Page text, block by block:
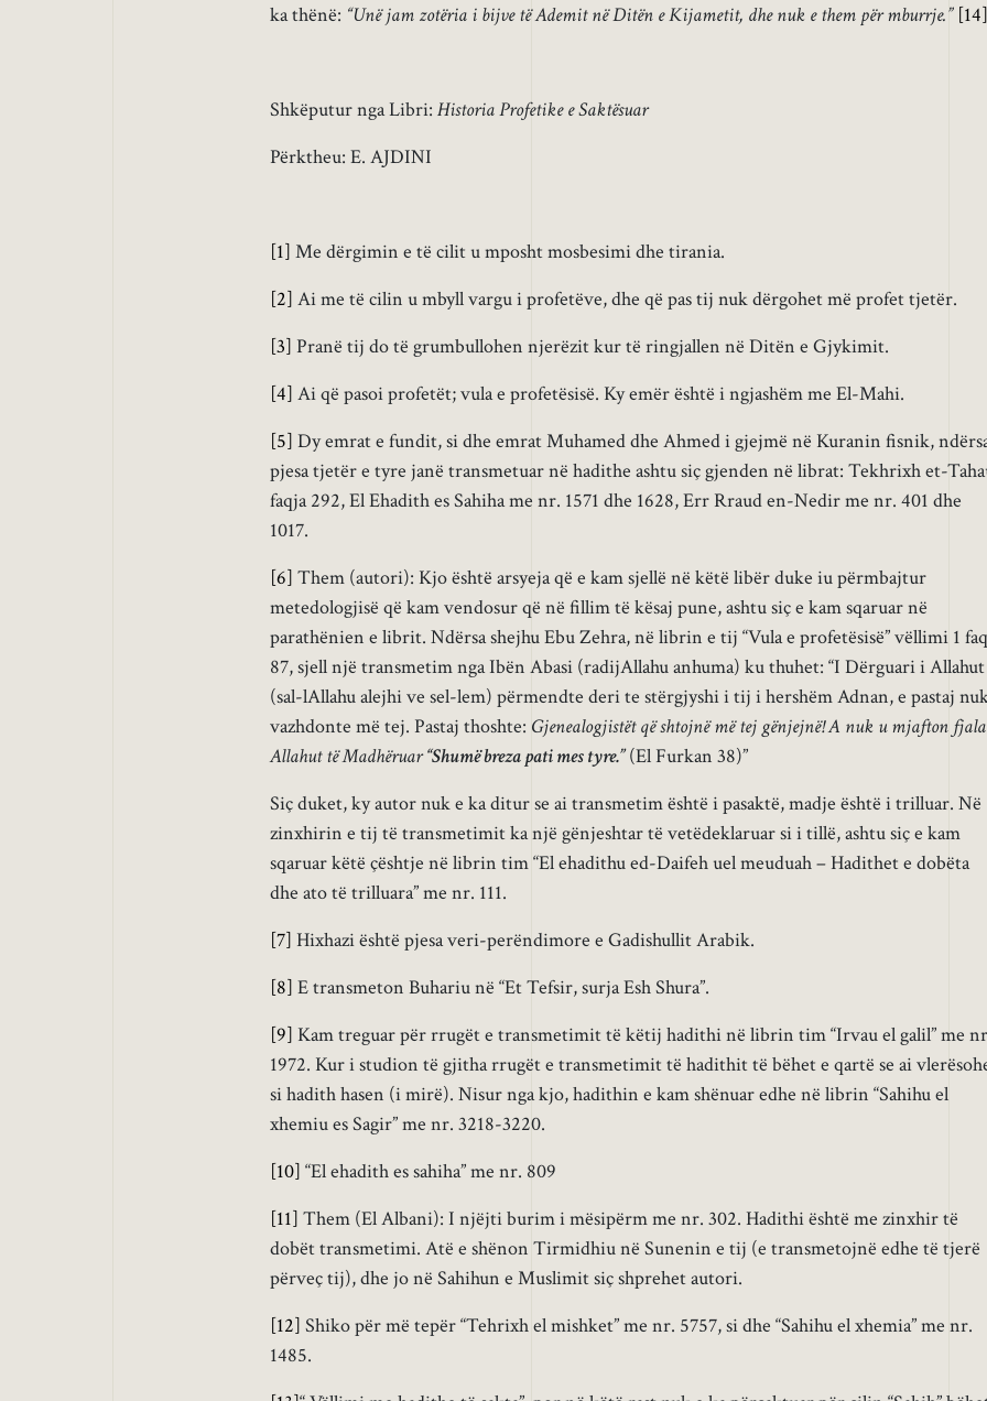
ka thënë: “Unë jam zotëria i bijve të Ademit në Ditën e Kijametit, dhe nuk e them për mburrje.” [14]
Shkëputur nga Libri: Historia Profetike e Saktësuar
Përktheu: E. AJDINI
[1] Me dërgimin e të cilit u mposht mosbesimi dhe tirania.
[2] Ai me të cilin u mbyll vargu i profetëve, dhe që pas tij nuk dërgohet më profet tjetër.
[3] Pranë tij do të grumbullohen njerëzit kur të ringjallen në Ditën e Gjykimit.
[4] Ai që pasoi profetët; vula e profetësisë. Ky emër është i ngjashëm me El-Mahi.
[5] Dy emrat e fundit, si dhe emrat Muhamed dhe Ahmed i gjejmë në Kuranin fisnik,
pjesa tjetër e tyre janë transmetuar në hadithe ashtu siç gjenden në librat: Tekhrixh et-
faqja 292, El Ehadith es Sahiha me nr. 1571 dhe 1628, Err Rraud en-Nedir me nr. 401 dhe
1017.
[6] Them (autori): Kjo është arsyeja që e kam sjellë në këtë libër duke iu përmbajtur
metedologjisë që kam vendosur që në fillim të kësaj pune, ashtu siç e kam sqaruar në
parathënien e librit. Ndërsa shejhu Ebu Zehra, në librin e tij “Vula e profetësisë” vëllimi 1
87, sjell një transmetim nga Ibën Abasi (radijAllahu anhuma) ku thuhet: “I Dërguari i Allahut
(sal-lAllahu alejhi ve sel-lem) përmendte deri te stërgjyshi i tij i hershëm Adnan, e pastaj
vazhdonte më tej. Pastaj thoshte: Gjenealogjistët që shtojnë më tej gënjejnë! A nuk u mjafton
Allahut të Madhëruar“Shumë breza pati mes tyre.” (El Furkan 38)”
Siç duket, ky autor nuk e ka ditur se ai transmetim është i pasaktë, madje është i trilluar. Në
zinxhirin e tij të transmetimit ka një gënjeshtar të vetëdeklaruar si i tillë, ashtu siç e kam
sqaruar këtë çështje në librin tim “El ehadithu ed-Daifeh uel meuduah – Hadithet e dobëta
dhe ato të trilluara” me nr. 111.
[7] Hixhazi është pjesa veri-perëndimore e Gadishullit Arabik.
[8] E transmeton Buhariu në “Et Tefsir, surja Esh Shura”.
[9] Kam treguar për rrugët e transmetimit të këtij hadithi në librin tim “Irvau el galil” me
1972. Kur i studion të gjitha rrugët e transmetimit të hadithit të bëhet e qartë se ai
si hadith hasen (i mirë). Nisur nga kjo, hadithin e kam shënuar edhe në librin “Sahihu el
xhemiu es Sagir” me nr. 3218-3220.
[10] “El ehadith es sahiha” me nr. 809
[11] Them (El Albani): I njëjti burim i mësipërm me nr. 302. Hadithi është me zinxhir të
dobët transmetimi. Atë e shënon Tirmidhiu në Sunenin e tij (e transmetojnë edhe të tjerë
përveç tij), dhe jo në Sahihun e Muslimit siç shprehet autori.
[12] Shiko për më tepër “Tehrixh el mishket” me nr. 5757, si dhe “Sahihu el xhemia” me nr.
1485.